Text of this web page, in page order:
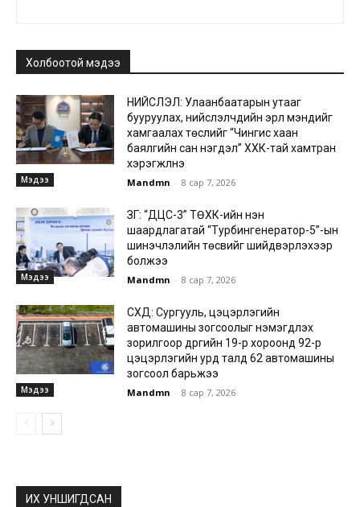
Холбоотой мэдээ
Мэдээ
НИЙСЛЭЛ: Улаанбаатарын утааг
бууруулах, нийслэлчүүдийн эрүүл мэндийг
хамгаалах төслийг “Чингис хаан
баялгийн сан нэгдэл” ХХК-тай хамтран
хэрэгжүүлнэ
Mandmn - 8 сар 7, 2026
Мэдээ
ЗГ: “ДЦС-3” ТӨХК-ийн нэн
шаардлагатай “Турбингенератор-5”-ын
шинэчлэлийн төсвийг шийдвэрлэхээр
болжээ
Mandmn - 8 сар 7, 2026
Мэдээ
СХД: Сургууль, цэцэрлэгийн
автомашины зогсоолыг нэмэгдүүлэх
зорилгоор дүүргийн 19-р хороонд 92-р
цэцэрлэгийн урд талд 62 автомашины
зогсоол барьжээ
Mandmn - 8 сар 7, 2026
ИХ УНШИГДСАН